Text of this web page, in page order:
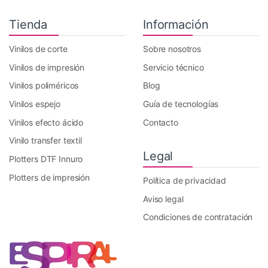
Tienda
Vinilos de corte
Vinilos de impresión
Vinilos poliméricos
Vinilos espejo
Vinilos efecto ácido
Vinilo transfer textil
Plotters DTF Innuro
Plotters de impresión
Información
Sobre nosotros
Servicio técnico
Blog
Guía de tecnologías
Contacto
Legal
Política de privacidad
Aviso legal
Condiciones de contratación